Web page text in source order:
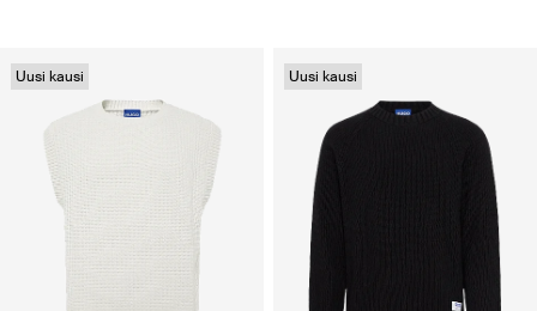
Uusi kausi Uusi kausi